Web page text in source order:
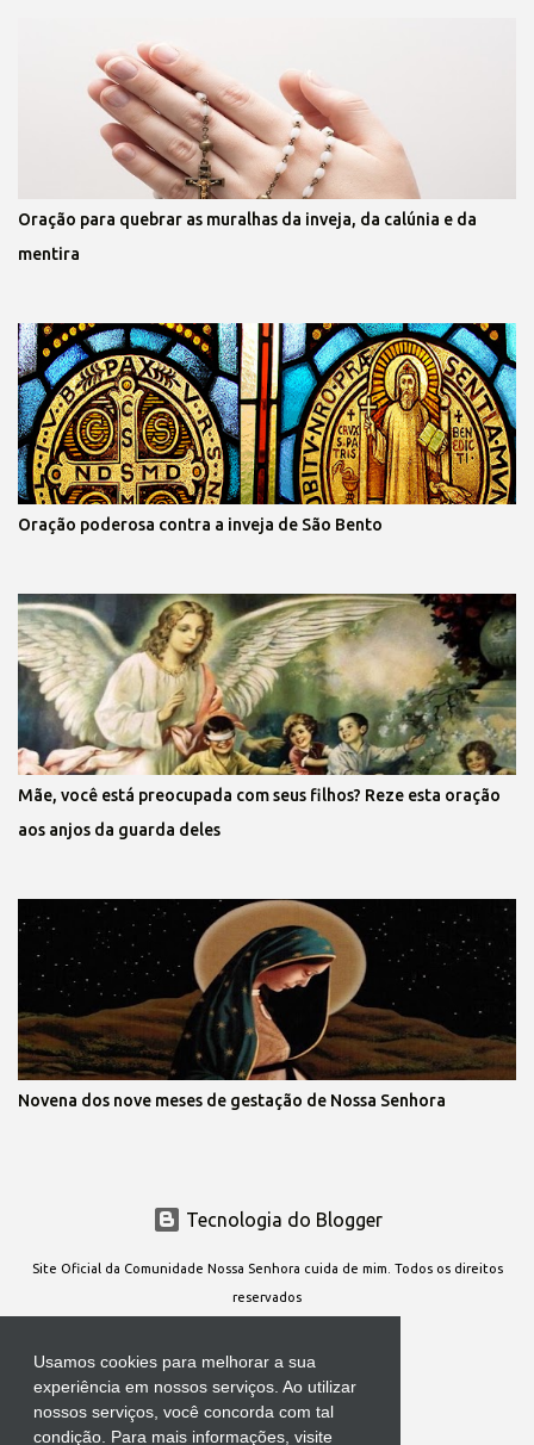
Usamos cookies para melhorar a sua
experiência em nossos serviços. Ao utilizar
nossos serviços, você concorda com tal
condição. Para mais informações, visite
Oração para quebrar as muralhas da inveja, da calúnia e da
mentira
Oração poderosa contra a inveja de São Bento
Mãe, você está preocupada com seus filhos? Reze esta oração
aos anjos da guarda deles
Novena dos nove meses de gestação de Nossa Senhora
Tecnologia do Blogger
Site Oficial da Comunidade Nossa Senhora cuida de mim. Todos os direitos
reservados